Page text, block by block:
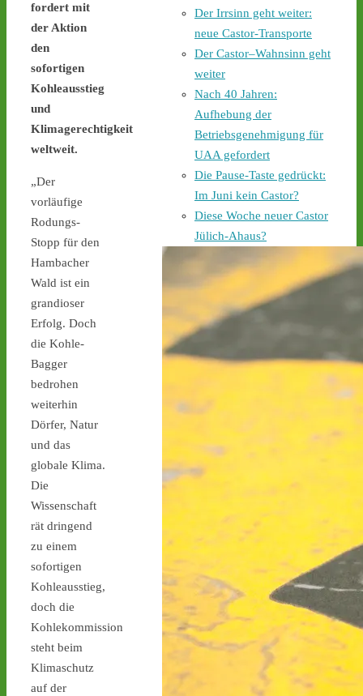
fordert mit
der Aktion
den
sofortigen
Kohleausstieg
und
Klimagerechtigkeit
weltweit.
„Der
vorläufige
Rodungs-
Stopp für den
Hambacher
Wald ist ein
grandioser
Erfolg. Doch
die Kohle-
Bagger
bedrohen
weiterhin
Dörfer, Natur
und das
globale Klima.
Die
Wissenschaft
rät dringend
zu einem
sofortigen
Kohleausstieg,
doch die
Kohlekommission
steht beim
Klimaschutz
auf der
stoppen!
2 4
Castor stoppen!
@castorstoppen.bsky.social
Gegen 0.35 Uhr erreicht
der Castor-Konvoi das
Dreieck Bottrop und fährt
weiter auf die A31, den
letzten Autobahnabschnitt
bis nach Ahaus -
stoppen.de/ticker/
#atommüll
#castor
castor-stoppen.de
Ticker – Castor
stoppen!
Castor stoppen!
@castorstoppen.bsky.social
⋅
Gegen 23.20 Uhr ist der
12. Castortransport im
Kreuz Holz abgebogen
Richtung Neuss auf die
A46 - castor-
stoppen.de/ticker/#route
#atommüll #castor
castor-stoppen.de
Ticker – Castor
stoppen!
Der Irrsinn geht weiter:
neue Castor-Transporte
Der Castor–Wahnsinn geht
weiter
Nach 40 Jahren:
Aufhebung der
Betriebsgenehmigung für
UAA gefordert
Die Pause-Taste gedrückt:
Im Juni kein Castor?
Diese Woche neuer Castor
Jülich-Ahaus?